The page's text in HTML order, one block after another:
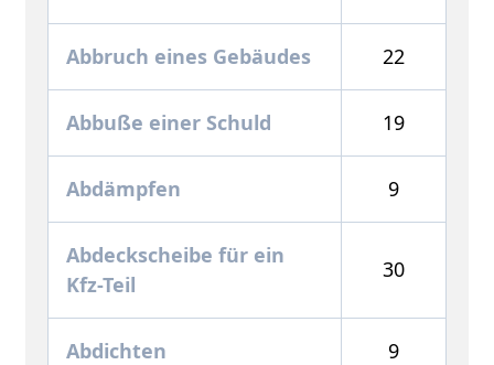
Abbruch eines Gebäudes 22
Abbuße einer Schuld 19
Abdämpfen 9
Abdeckscheibe für ein
Kfz-Teil
30
Abdichten 9